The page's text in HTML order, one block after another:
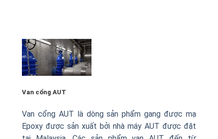
Van cổng AUT
Van cổng AUT là dòng sản phẩm gang được mạ
Epoxy được sản xuất bởi nhà máy AUT được đặt